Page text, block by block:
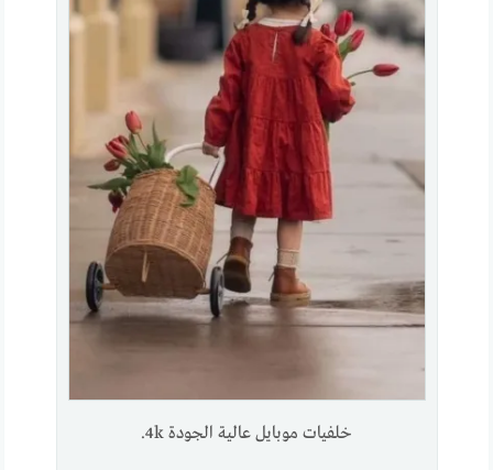
خلفيات موبايل عالية الجودة 4k.